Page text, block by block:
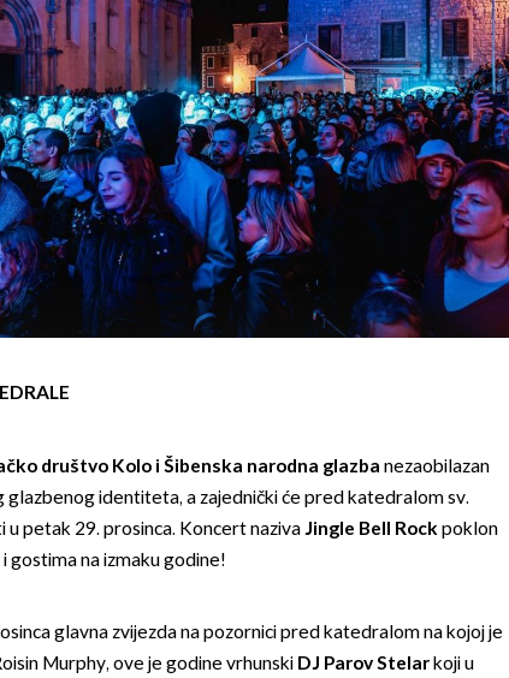
društvo Kolo i Šibenska narodna glazba nezaobilazan
glazbenog identiteta, a zajednički će pred katedralom sv.
u petak 29. prosinca. Koncert nazivaJingle Bell Rockpoklon
gostima na izmaku godine!
glavna zvijezda na pozornici pred katedralom na kojoj je
Murphy, ove je godine vrhunski DJ Parov Stelarkoji u
OMOGUĆI OBAVIJESTI